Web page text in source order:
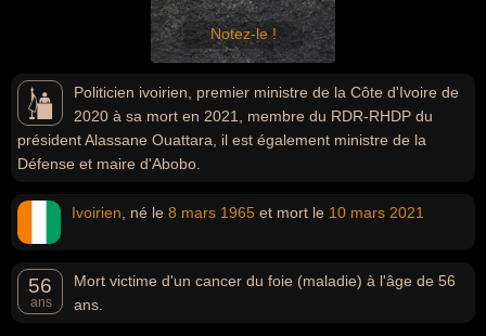
Notez-le !
Politicien ivoirien, premier ministre de la Côte d'Ivoire de
2020 à sa mort en 2021, membre du RDR-RHDP du
président Alassane Ouattara, il est également ministre de la
Défense et maire d'Abobo.
Ivoirien , né le 8 mars 1965 et mort le 10 mars 2021
56
ans
Mort victime d'un cancer du foie (maladie) à l'âge de 56
ans.